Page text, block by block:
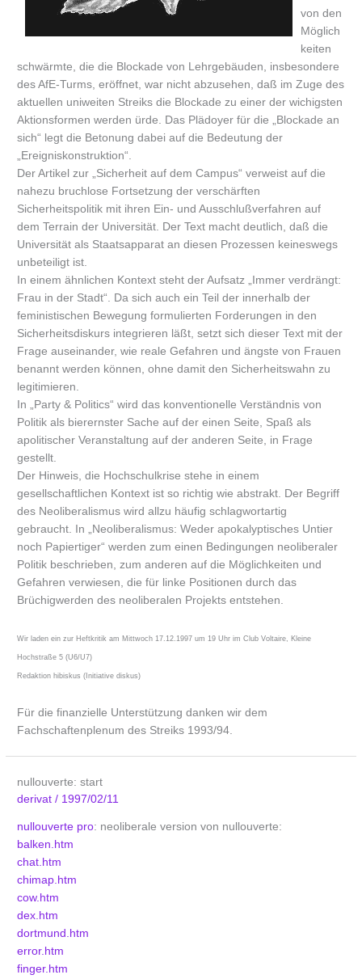
von den
Möglich
keiten
schwärmte, die die Blockade von Lehrgebäuden, insbesondere
des AfE-Turms, eröffnet, war nicht abzusehen, daß im Zuge des
aktuellen uniweiten Streiks die Blockade zu einer der wichigsten
Aktionsformen werden ürde. Das Plädoyer für die „Blockade an
sich“ legt die Betonung dabei auf die Bedeutung der
„Ereigniskonstruktion“.
Der Artikel zur „Sicherheit auf dem Campus“ verweist auf die
nahezu bruchlose Fortsetzung der verschärften
Sicherheitspolitik mit ihren Ein- und Ausschlußverfahren auf
dem Terrain der Universität. Der Text macht deutlich, daß die
Universität als Staatsapparat an diesen Prozessen keineswegs
unbeteiligt ist.
In einem ähnlichen Kontext steht der Aufsatz „Immer verdrängt:
Frau in der Stadt“. Da sich auch ein Teil der innerhalb der
feministischen Bewegung formulierten Forderungen in den
Sicherheitsdiskurs integrieren läßt, setzt sich dieser Text mit der
Frage auseinander, wie reale Gefahren und ängste von Frauen
benannt werden können, ohne damit den Sicherheitswahn zu
legitimieren.
In „Party & Politics“ wird das konventionelle Verständnis von
Politik als bierernster Sache auf der einen Seite, Spaß als
apolitischer Veranstaltung auf der anderen Seite, in Frage
gestellt.
Der Hinweis, die Hochschulkrise stehe in einem
gesellschaftlichen Kontext ist so richtig wie abstrakt. Der Begriff
des Neoliberalismus wird allzu häufig schlagwortartig
gebraucht. In „Neoliberalismus: Weder apokalyptisches Untier
noch Papiertiger“ werden zum einen Bedingungen neoliberaler
Politik beschrieben, zum anderen auf die Möglichkeiten und
Gefahren verwiesen, die für linke Positionen durch das
Brüchigwerden des neoliberalen Projekts entstehen.
Wir laden ein zur Heftkritik am Mittwoch 17.12.1997 um 19 Uhr im Club Voltaire, Kleine
Hochstraße 5 (U6/U7)
Redaktion hibiskus (Initiative diskus)
Für die finanzielle Unterstützung danken wir dem
Fachschaftenplenum des Streiks 1993/94.
nullouverte: start
derivat/ 1997/02/11
nullouverte pro: neoliberale version von nullouverte:
balken.htm
chat.htm
chimap.htm
cow.htm
dex.htm
dortmund.htm
error.htm
finger.htm